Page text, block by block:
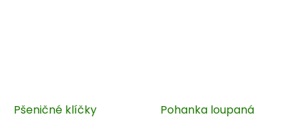
Pšeničné klíčky Pohanka loupaná